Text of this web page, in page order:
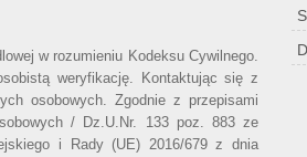
w rozumieniu Kodeksu Cywilnego.
weryfikację. Kontaktując się z
osobowych. Zgodnie z przepisami
/ Dz.U.Nr. 133 poz. 883 ze
i Rady (UE) 2016/679 z dnia